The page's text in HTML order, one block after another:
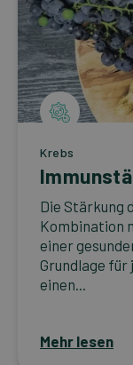
Krebs
Die Stärkung
Kombination
einer
Grundlage für
einen...
Mehr lesen